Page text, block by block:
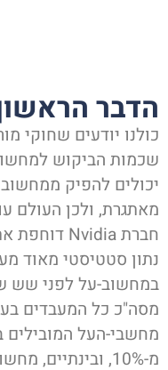
הראשון
יודעים שחוקי
הביקוש למחשוב
להפיק ממחשוב
ולכן העולם
סטטיסטי מאוד
העל המובילים